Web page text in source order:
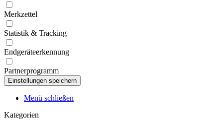
Merkzettel
Statistik & Tracking
Endgeräteerkennung
Partnerprogramm
Menü schließen
Kategorien